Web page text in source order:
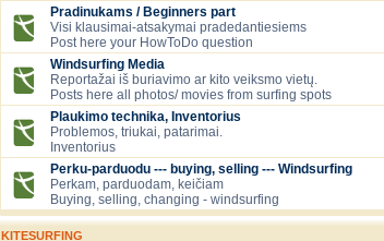
Pradinukams / Beginners part
Visi klausimai-atsakymai pradedantiesiems
Post here your HowToDo question
Windsurfing Media
Reportažai iš buriavimo ar kito veiksmo vietų.
Posts here all photos/ movies from surfing spots
Plaukimo technika, Inventorius
Problemos, triukai, patarimai.
Inventorius
Perku-parduodu --- buying, selling --- Windsurfing
Perkam, parduodam, keičiam
Buying, selling, changing - windsurfing
KITESURFING